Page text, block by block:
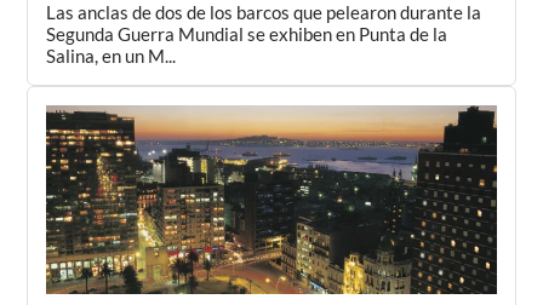
Las anclas de dos de los barcos que pelearon durante la
Segunda Guerra Mundial se exhiben en Punta de la
Salina, en un M...